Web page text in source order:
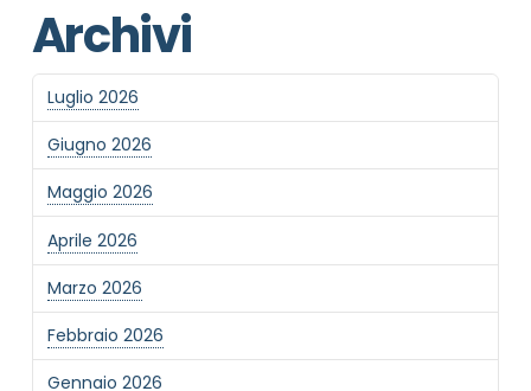
Archivi
Luglio 2026
Giugno 2026
Maggio 2026
Aprile 2026
Marzo 2026
Febbraio 2026
Gennaio 2026
Newsletter
Desidero rimanere aggiornato sulle ultime
novità dell'Associazione tramite l'iscrizione alla
newsletter